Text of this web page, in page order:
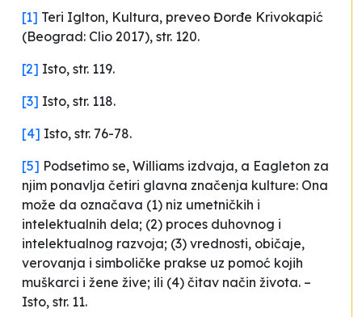
[1] Teri Iglton, Kultura, preveo Đorđe Krivokapić
(Beograd: Clio 2017), str. 120.
[2] Isto, str. 119.
[3] Isto, str. 118.
[4] Isto, str. 76-78.
[5] Podsetimo se, Williams izdvaja, a Eagleton za
njim ponavlja četiri glavna značenja kulture: Ona
može da označava (1) niz umetničkih i
intelektualnih dela; (2) proces duhovnog i
intelektualnog razvoja; (3) vrednosti, običaje,
verovanja i simboličke prakse uz pomoć kojih
muškarci i žene žive; ili (4) čitav način života. –
Isto, str. 11.